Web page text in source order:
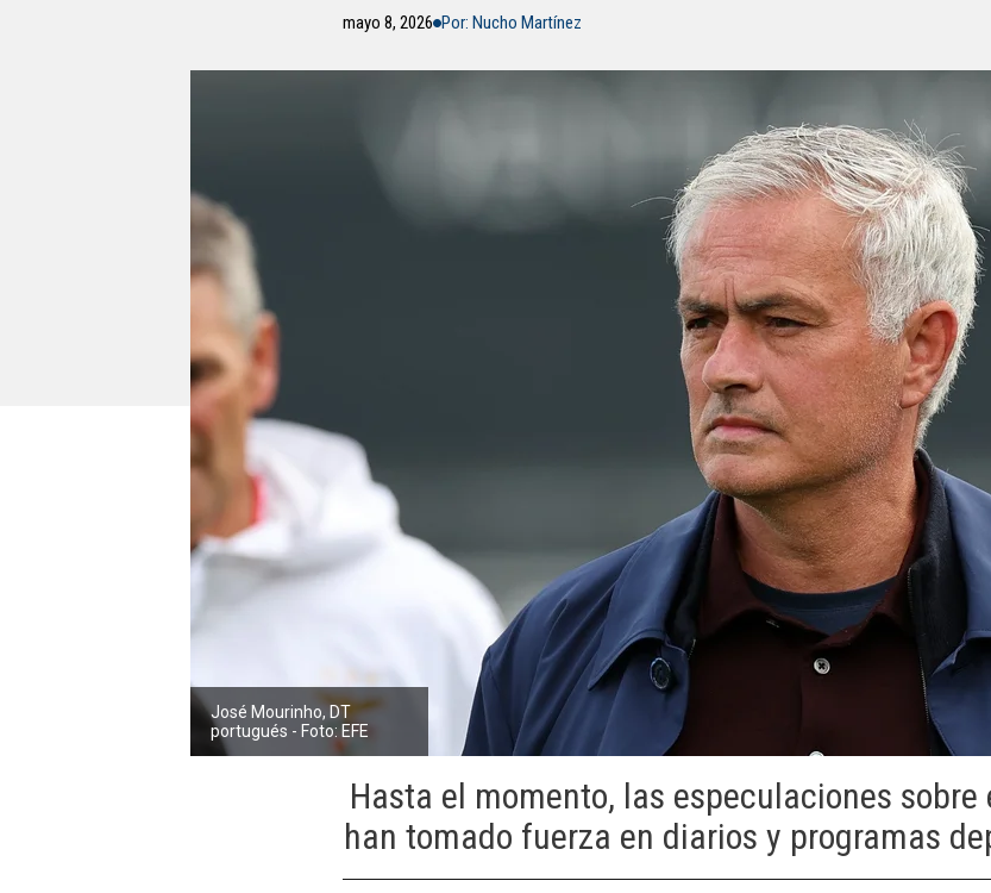
mayo 8, 2026 Por: Nucho Martínez
José Mourinho, DT
portugués - Foto: EFE
Hasta el momento, las especulaciones sobre
han tomado fuerza en diarios y programas